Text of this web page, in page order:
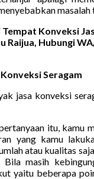
masalah
Konveksi
Raijua, Hubungi
Seragam
jasa konveksi
itu, kamu
yang kamu
atau kualitas
Bila masih
yaitu beberapa